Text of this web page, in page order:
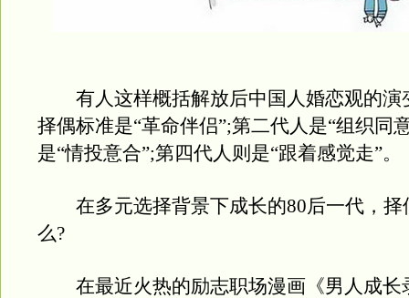
有人这样概括解放后中国人婚恋观的演
择偶标准是“革命伴侣”;第二代人是“组织同
是“情投意合”;第四代人则是“跟着感觉走”。
在多元选择背景下成长的80后一代，择
么?
在最近火热的励志职场漫画《男人成长